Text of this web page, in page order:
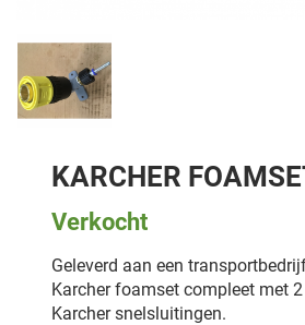
KARCHER
Verkocht
Geleverd aan een
Karcher foamset compleet met
Karcher snelsluitingen.